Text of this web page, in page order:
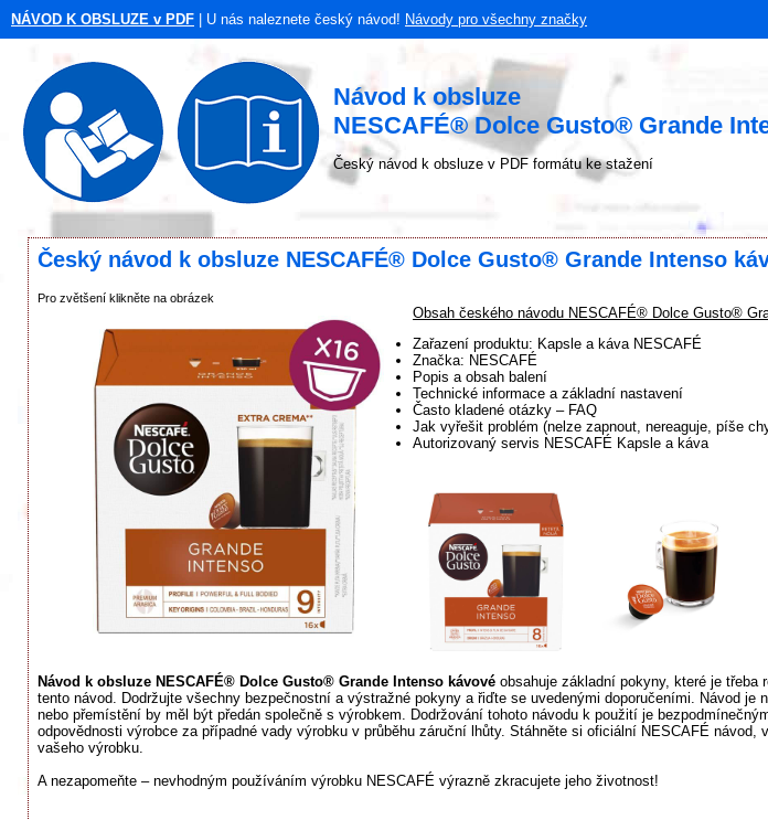
NÁVOD K OBSLUZE v PDF | U nás naleznete český návod! Návody pro všechny značky
Návod k obsluze
NESCAFÉ® Dolce Gusto® Grande
Český návod k obsluze v PDF formátu ke stažení
Český návod k obsluze NESCAFÉ® Dolce Gusto® Grande Intenso
Pro zvětšení klikněte na obrázek
Obsah českého návodu NESCAFÉ® Dolce Gusto®
Zařazení produktu: Kapsle a káva NESCAFÉ
Značka: NESCAFÉ
Popis a obsah balení
Technické informace a základní nastavení
Často kladené otázky – FAQ
Jak vyřešit problém (nelze zapnout, nereaguje, píše
Autorizovaný servis NESCAFÉ Kapsle a káva
Návod k obsluze NESCAFÉ® Dolce Gusto® Grande Intenso kávové obsahuje základní pokyny, které je třeba
tento návod. Dodržujte všechny bezpečnostní a výstražné pokyny a řiďte se uvedenými doporučeními. Návod je
nebo přemístění by měl být předán společně s výrobkem. Dodržování tohoto návodu k použití je
odpovědnosti výrobce za případné vady výrobku v průběhu záruční lhůty. Stáhněte si oficiální NESCAFÉ
vašeho výrobku.
A nezapomeňte – nevhodným používáním výrobku NESCAFÉ výrazně zkracujete jeho životnost!